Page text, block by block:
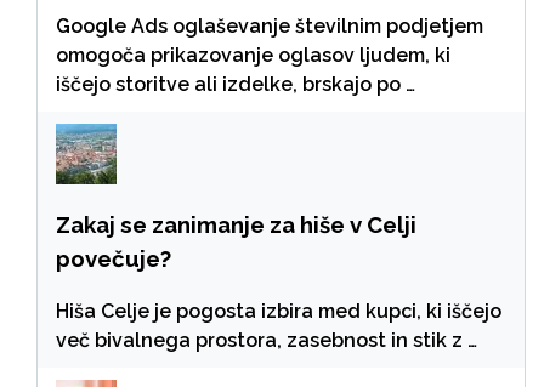
Google Ads oglaševanje številnim podjetjem
omogoča prikazovanje oglasov ljudem, ki
iščejo storitve ali izdelke, brskajo po …
Zakaj se zanimanje za hiše v Celji
povečuje?
Hiša Celje je pogosta izbira med kupci, ki iščejo
več bivalnega prostora, zasebnost in stik z …